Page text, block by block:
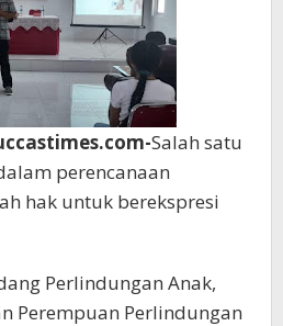
Salah satu
perencanaan
hak untuk berekspresi
Perlindungan Anak,
Perempuan Perlindungan